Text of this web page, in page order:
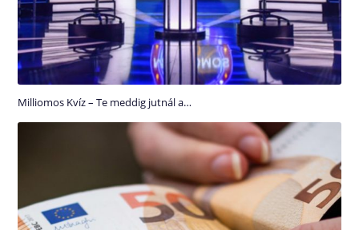
Milliomos Kvíz – Te meddig jutnál a…